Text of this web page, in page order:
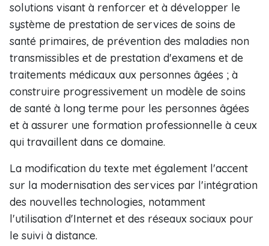
solutions visant à renforcer et à développer le
système de prestation de services de soins de
santé primaires, de prévention des maladies non
transmissibles et de prestation d'examens et de
traitements médicaux aux personnes âgées ; à
construire progressivement un modèle de soins
de santé à long terme pour les personnes âgées
et à assurer une formation professionnelle à ceux
qui travaillent dans ce domaine.
La modification du texte met également l'accent
sur la modernisation des services par l'intégration
des nouvelles technologies, notamment
l'utilisation d'Internet et des réseaux sociaux pour
le suivi à distance.